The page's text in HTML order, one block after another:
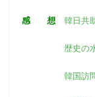
感 想 韓日共
歴史の
韓国訪